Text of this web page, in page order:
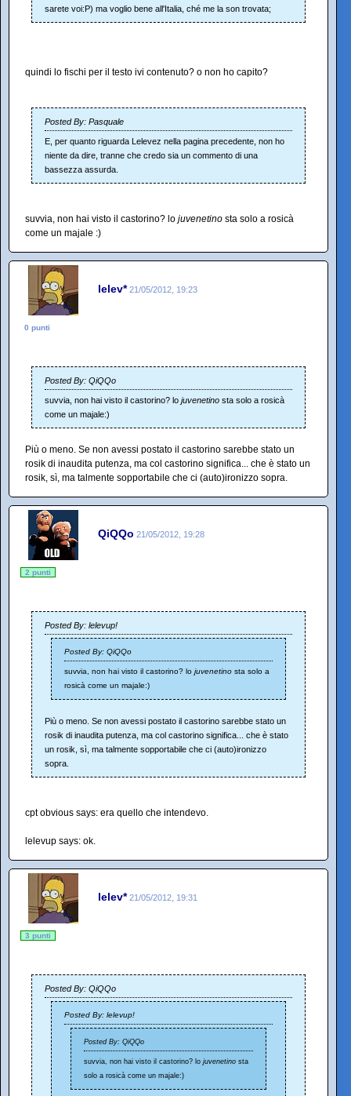
sarete voi:P) ma voglio bene all'Italia, ché me la son trovata;
quindi lo fischi per il testo ivi contenuto? o non ho capito?
Posted By: Pasquale
E, per quanto riguarda Lelevez nella pagina precedente, non ho
niente da dire, tranne che credo sia un commento di una
bassezza assurda.
suvvia, non hai visto il castorino? lo juvenetino sta solo a rosicà
come un majale :)
lelev* 21/05/2012, 19:23
0 punti
Posted By: QiQQo
suvvia, non hai visto il castorino? lo juvenetino sta solo a rosicà
come un majale:)
Più o meno. Se non avessi postato il castorino sarebbe stato un
rosik di inaudita putenza, ma col castorino significa... che è stato un
rosik, sì, ma talmente sopportabile che ci (auto)ironizzo sopra.
QiQQo 21/05/2012, 19:28
2 punti
Posted By: lelevup!
Posted By: QiQQo
suvvia, non hai visto il castorino? lo juvenetino sta solo a
rosicà come un majale:)
Più o meno. Se non avessi postato il castorino sarebbe stato un
rosik di inaudita putenza, ma col castorino significa... che è stato
un rosik, sì, ma talmente sopportabile che ci (auto)ironizzo
sopra.
cpt obvious says: era quello che intendevo.
lelevup says: ok.
lelev* 21/05/2012, 19:31
3 punti
Posted By: QiQQo
Posted By: lelevup!
Posted By: QiQQo
suvvia, non hai visto il castorino? lo juvenetino sta
solo a rosicà come un majale:)